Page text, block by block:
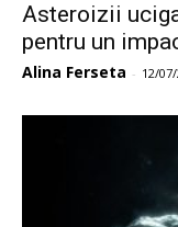
Asteroizii
pentru un
Alina Ferseta - 12/